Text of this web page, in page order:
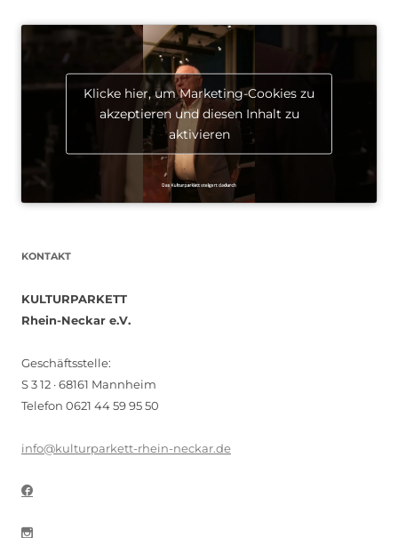
Klicke hier, um Marketing-Cookies zu
akzeptieren und diesen Inhalt zu
aktivieren
KONTAKT
KULTURPARKETT
Rhein-Neckar e.V.
Geschäftsstelle:
S 3 12 · 68161 Mannheim
Telefon 0621 44 59 95 50
info@kulturparkett-rhein-neckar.de